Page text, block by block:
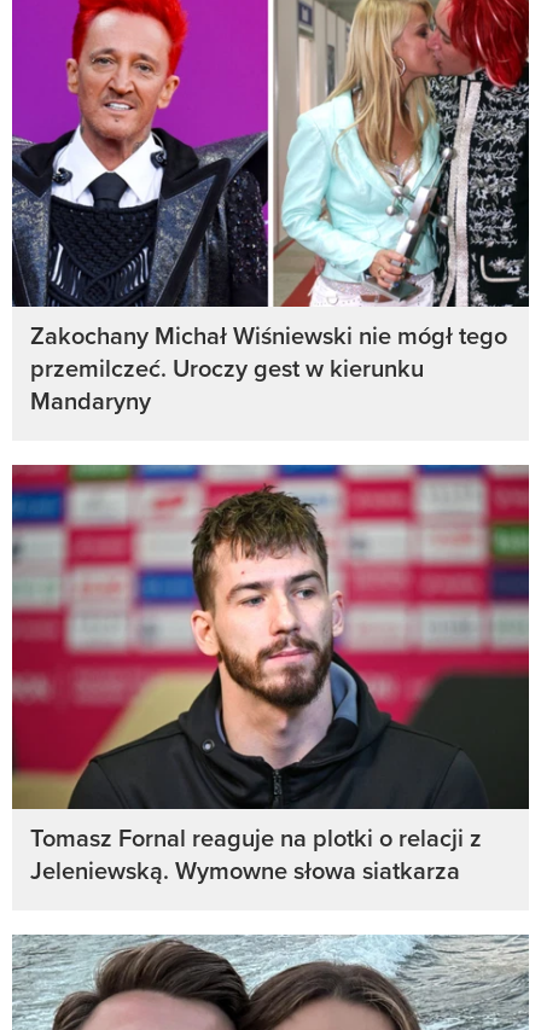
Zakochany Michał Wiśniewski nie mógł tego
przemilczeć. Uroczy gest w kierunku
Mandaryny
Tomasz Fornal reaguje na plotki o relacji z
Jeleniewską. Wymowne słowa siatkarza